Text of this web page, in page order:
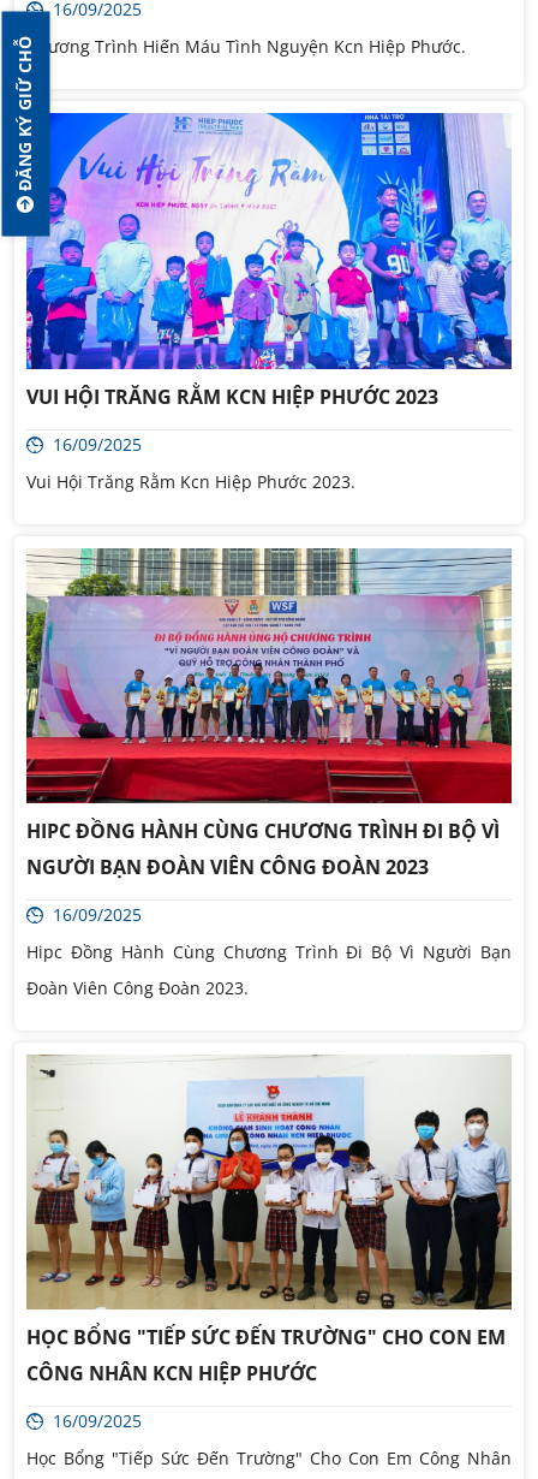
ĐĂNG KÝ GIỮ CHỖ
16/09/2025
Chương Trình Hiến Máu Tình Nguyện Kcn Hiệp Phước.
VUI HỘI TRĂNG RẰM KCN HIỆP PHƯỚC 2023
16/09/2025
Vui Hội Trăng Rằm Kcn Hiệp Phước 2023.
HIPC ĐỒNG HÀNH CÙNG CHƯƠNG TRÌNH ĐI BỘ VÌ
NGƯỜI BẠN ĐOÀN VIÊN CÔNG ĐOÀN 2023
16/09/2025
Hipc Đồng Hành Cùng Chương Trình Đi Bộ Vì Người Bạn
Đoàn Viên Công Đoàn 2023.
HỌC BỔNG "TIẾP SỨC ĐẾN TRƯỜNG" CHO CON EM
CÔNG NHÂN KCN HIỆP PHƯỚC
16/09/2025
Học Bổng "Tiếp Sức Đến Trường" Cho Con Em Công Nhân